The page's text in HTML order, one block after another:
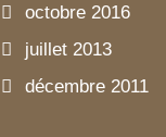
octobre 2016
juillet 2013
décembre 2011